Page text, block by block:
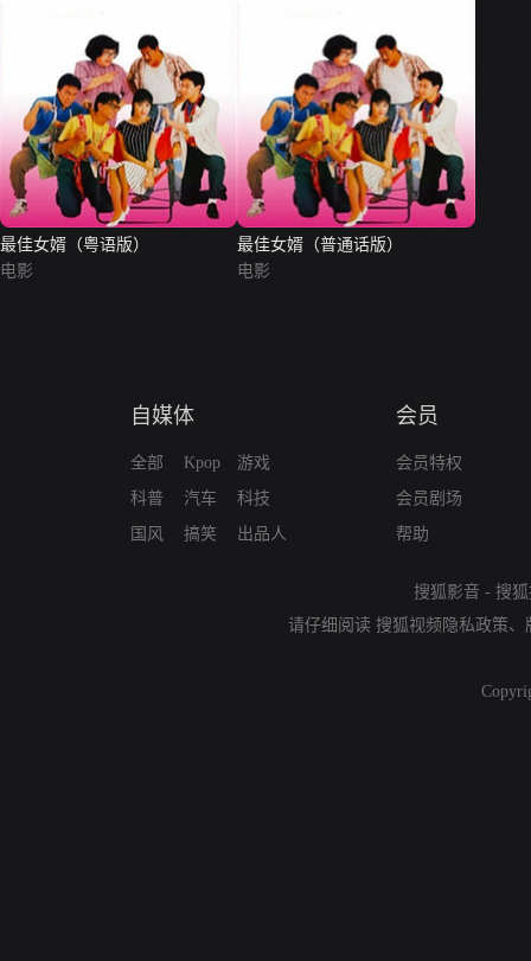
最佳女婿（粤语版）
电影
最佳女婿（普通话版）
电影
自媒体
全部
科普
国风
Kpop
汽车
搞笑
游戏
科技
出品人
会员
会员特权
会员剧场
帮助
搜狐影音 - 搜
请仔细阅读 搜狐视频隐私政策、